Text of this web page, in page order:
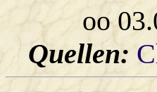
oo
Quellen: